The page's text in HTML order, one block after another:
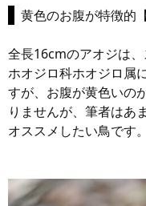
黄色のお腹が特徴的
全長16cmのアオジは
ホオジロ科ホオジロ属
すが、お腹が黄色いの
りませんが、筆者はあ
オススメしたい鳥です。